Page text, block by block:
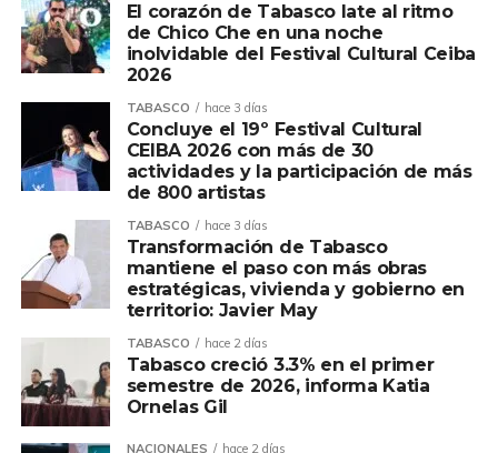
El corazón de Tabasco late al ritmo
de Chico Che en una noche
inolvidable del Festival Cultural Ceiba
2026
TABASCO hace 3 días
Concluye el 19º Festival Cultural
CEIBA 2026 con más de 30
actividades y la participación de más
de 800 artistas
TABASCO hace 3 días
Transformación de Tabasco
mantiene el paso con más obras
estratégicas, vivienda y gobierno en
territorio: Javier May
TABASCO hace 2 días
Tabasco creció 3.3% en el primer
semestre de 2026, informa Katia
Ornelas Gil
NACIONALES hace 2 días